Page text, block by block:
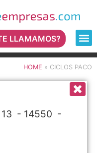
LLAMAMOS?
HOME » CICLOS PACO
- 14550 -